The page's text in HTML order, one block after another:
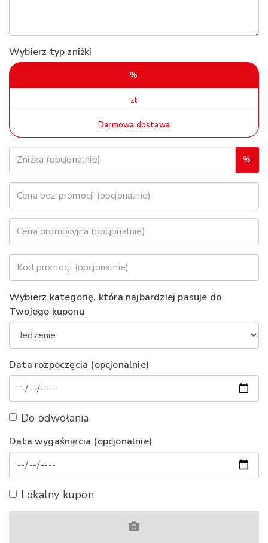
Wybierz typ zniżki
%
zł
Darmowa dostawa
%
Wybierz kategorię, która najbardziej pasuje do
Twojego kuponu
Data rozpoczęcia (opcjonalnie)
Do odwołania
Data wygaśnięcia (opcjonalnie)
Lokalny kupon